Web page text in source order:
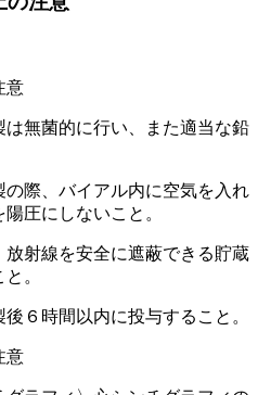
意
無菌的に行い、また適当な鉛
際、バイアル内に空気を入れ
圧にしないこと。
射線を安全に遮蔽できる貯蔵
。
６時間以内に投与すること。
意